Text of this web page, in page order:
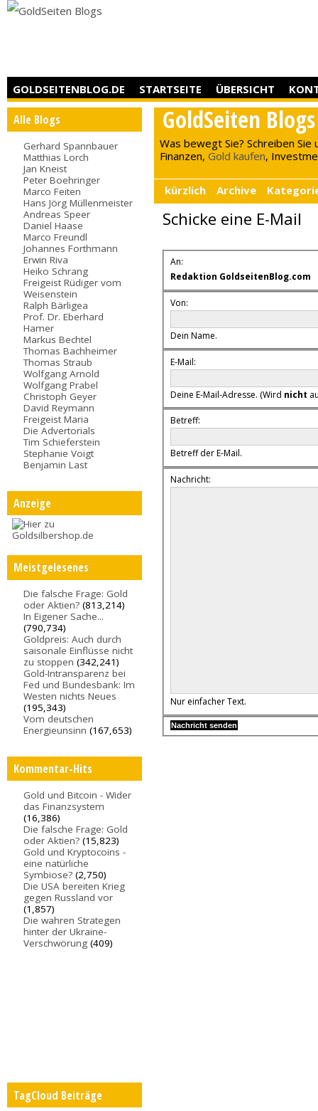
GOLDSEITENBLOG.DE STARTSEITE ÜBERSICHT
Alle Blogs
Gerhard Spannbauer
Matthias Lorch
Jan Kneist
Peter Boehringer
Marco Feiten
Hans Jörg Müllenmeister
Andreas Speer
Daniel Haase
Marco Freundl
Johannes Forthmann
Erwin Riva
Heiko Schrang
Freigeist Rüdiger vom
Weisenstein
Ralph Bärligea
Prof. Dr. Eberhard
Hamer
Markus Bechtel
Thomas Bachheimer
Thomas Straub
Wolfgang Arnold
Wolfgang Prabel
Christoph Geyer
David Reymann
Freigeist Maria
Die Advertorials
Tim Schieferstein
Stephanie Voigt
Benjamin Last
Anzeige
Meistgelesenes
Die falsche Frage: Gold
oder Aktien? (813,214)
In Eigener Sache...
(790,734)
Goldpreis: Auch durch
saisonale Einflüsse nicht
zu stoppen (342,241)
Gold-Intransparenz bei
Fed und Bundesbank: Im
Westen nichts Neues
(195,343)
Vom deutschen
Energieunsinn (167,653)
Kommentar-Hits
Gold und Bitcoin - Wider
das Finanzsystem
(16,386)
Die falsche Frage: Gold
oder Aktien? (15,823)
Gold und Kryptocoins -
eine natürliche
Symbiose? (2,750)
Die USA bereiten Krieg
gegen Russland vor
(1,857)
Die wahren Strategen
hinter der Ukraine-
Verschwörung (409)
TagCloud Beiträge
GoldSeiten Blogs
Was bewegt Sie? Schreiben Sie
Finanzen,Gold kaufen,
kürzlich Archive
Schicke eine E-Mail
An:
Redaktion GoldseitenBlog.com
Von:
Dein Name.
E-Mail:
Deine E-Mail-Adresse. (Wird nicht
Betreff:
Betreff der E-Mail.
Nachricht:
Nur einfacher Text.